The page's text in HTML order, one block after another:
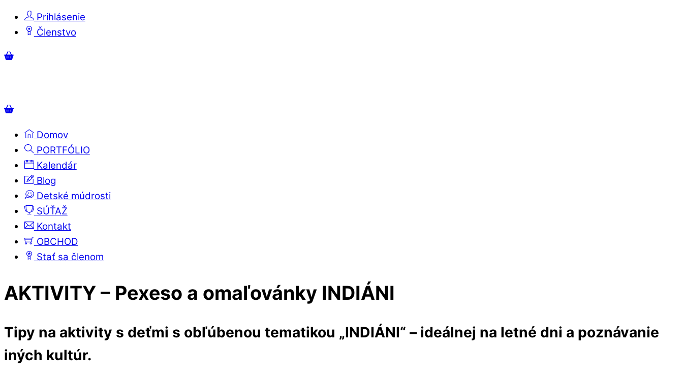
Skip
Prihlásenie
Členstvo
Menu
Košík
Košík
Domov
PORTFÓLIO
Kalendár
Blog
Detské múdrosti
SÚŤAŽ
Kontakt
OBCHOD
Stať sa členom
Menu
Cart
AKTIVITY – Pexeso a omaľovánky INDIÁNI
Tipy na aktivity s deťmi s obľúbenou tematikou „INDIÁNI“ – ideálnej na letné dni a poznávanie
iných kultúr.